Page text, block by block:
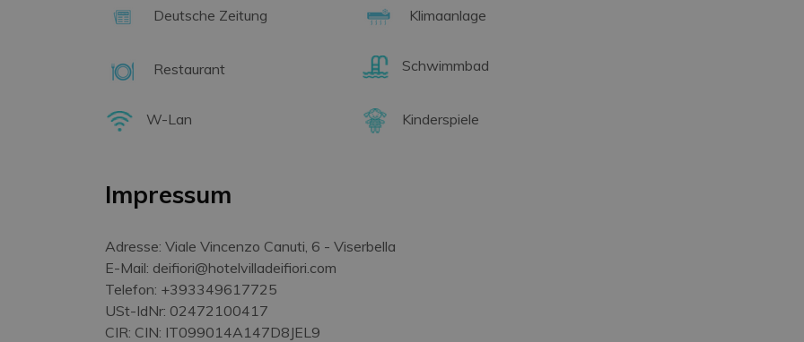
Deutsche Zeitung Klimaanlage
Restaurant Schwimmbad
W-Lan Kinderspiele
Impressum
Adresse: Viale Vincenzo Canuti, 6 - Viserbella
E-Mail: deifiori@hotelvilladeifiori.com
Telefon: +393349617725
USt-IdNr: 02472100417
CIR: CIN: IT099014A147D8JEL9